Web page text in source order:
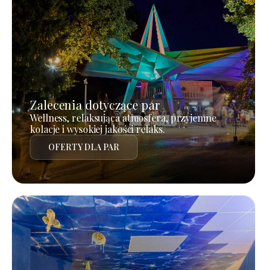
Zalecenia dotyczące par
Wellness, relaksująca atmosfera, przyjemne
kolacje i wysokiej jakości relaks.
OFERTY DLA PAR